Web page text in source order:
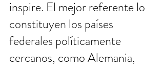
inspire. El mejor referente lo
constituyen los países
federales políticamente
cercanos, como Alemania,